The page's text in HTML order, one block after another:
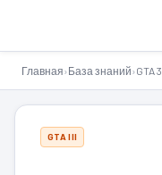
Главная›База знаний›GTA 3
GTA III